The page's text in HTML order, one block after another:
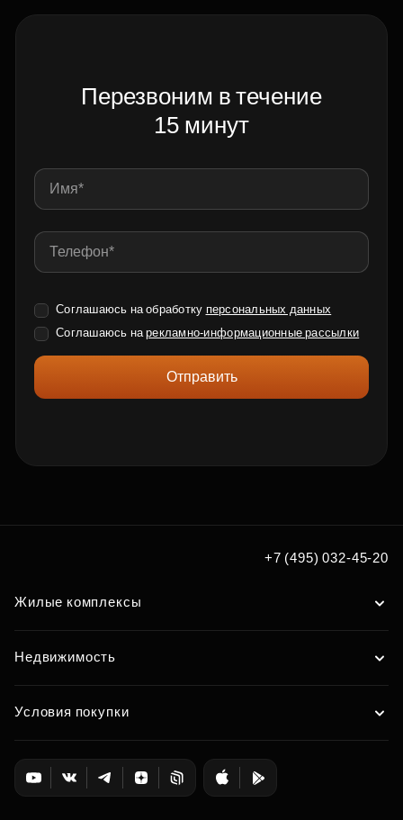
Перезвоним в течение
15 минут
Соглашаюсь на обработку персональных данных
Соглашаюсь нарекламно-информационные рассылки
Отправить
+7 (495) 032-45-20
Жилые комплексы
Недвижимость
Условия покупки